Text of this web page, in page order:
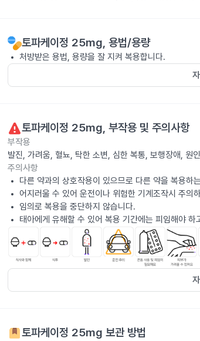
토파케이정 25mg, 용법/용량
처방받은 용법, 용량을 잘 지켜 복용합니다.
토파케이정 25mg, 부작용 및 주의사항
부작용
발진, 가려움, 혈뇨, 탁한 소변, 심한 복통, 보행장애, 원
주의사항
다른 약과의 상호작용이 있으므로 다른 약을 복용하
어지러울 수 있어 운전이나 위험한 기계조작시 주의
임의로 복용을 중단하지 않습니다.
태아에게 유해할 수 있어 복용 기간에는 피임해야
토파케이정 25mg 보관 방법